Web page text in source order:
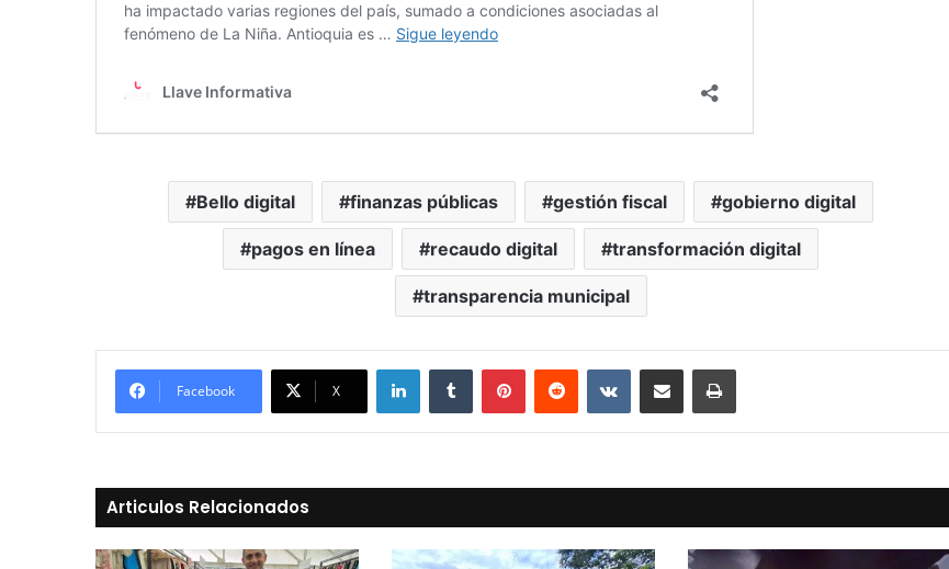
Bello digital finanzas públicas gestión fiscal gobierno digital
pagos en línea recaudo digital transformación digital
transparencia municipal
Facebook X
LinkedInTumblr PinterestReddit VKontakte
Compartir vía Mail Print
Articulos Relacionados